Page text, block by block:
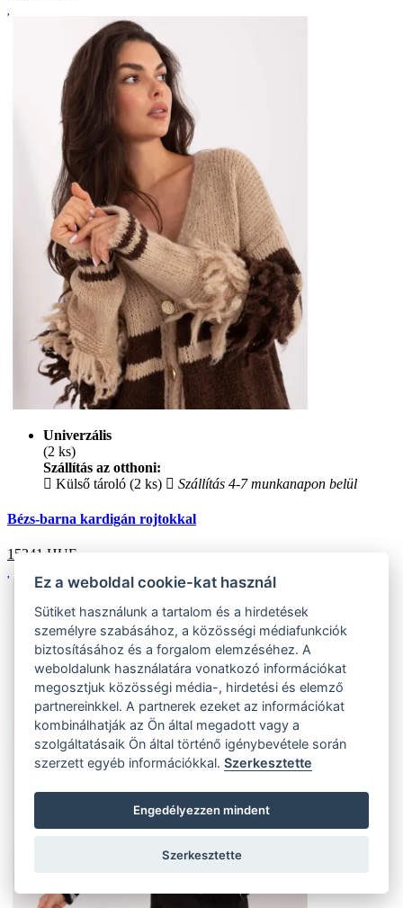
Univerzális
(2 ks)
Szállítás az otthoni:
Külső tároló (2 ks)
Szállítás 4-7 munkanapon belül
Bézs-barna kardigán rojtokkal
15341 HUF
Ez a weboldal cookie-kat használ
Sütiket használunk a tartalom és a hirdetések
személyre szabásához, a közösségi médiafunkciók
biztosításához és a forgalom elemzéséhez. A
weboldalunk használatára vonatkozó információkat
megosztjuk közösségi média-, hirdetési és elemző
partnereinkkel. A partnerek ezeket az információkat
kombinálhatják az Ön által megadott vagy a
szolgáltatásaik Ön által történő igénybevétele során
szerzett egyéb információkkal.Szerkesztette
Engedélyezzen mindent
Szerkesztette